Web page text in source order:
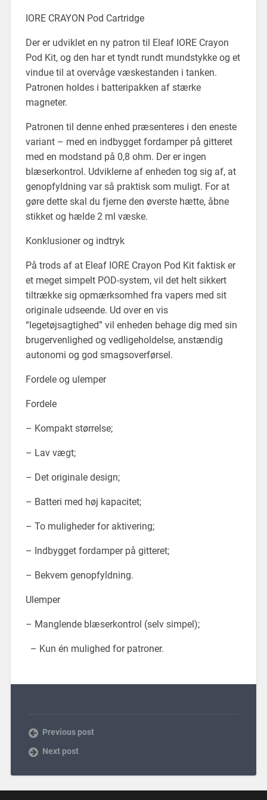
IORE CRAYON Pod Cartridge
Der er udviklet en ny patron til Eleaf IORE Crayon
Pod Kit, og den har et tyndt rundt mundstykke og et
vindue til at overvåge væskestanden i tanken.
Patronen holdes i batteripakken af stærke
magneter.
Patronen til denne enhed præsenteres i den eneste
variant – med en indbygget fordamper på gitteret
med en modstand på 0,8 ohm. Der er ingen
blæserkontrol. Udviklerne af enheden tog sig af, at
genopfyldning var så praktisk som muligt. For at
gøre dette skal du fjerne den øverste hætte, åbne
stikket og hælde 2 ml væske.
Konklusioner og indtryk
På trods af at Eleaf IORE Crayon Pod Kit faktisk er
et meget simpelt POD-system, vil det helt sikkert
tiltrække sig opmærksomhed fra vapers med sit
originale udseende. Ud over en vis
“legetøjsagtighed” vil enheden behage dig med sin
brugervenlighed og vedligeholdelse, anstændig
autonomi og god smagsoverførsel.
Fordele og ulemper
Fordele
– Kompakt størrelse;
– Lav vægt;
– Det originale design;
– Batteri med høj kapacitet;
– To muligheder for aktivering;
– Indbygget fordamper på gitteret;
– Bekvem genopfyldning.
Ulemper
– Manglende blæserkontrol (selv simpel);
– Kun én mulighed for patroner.
Previous post
Next post